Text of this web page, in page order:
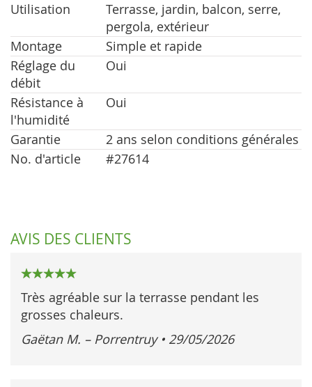
Utilisation
Terrasse, jardin, balcon, serre,
pergola, extérieur
Montage
Simple et rapide
Réglage du
débit
Oui
Résistance à
l'humidité
Oui
Garantie
2 ans selon conditions générales
No. d'article
#27614
AVIS DES CLIENTS
100%
Très agréable sur la terrasse pendant les
grosses chaleurs.
Gaëtan M. – Porrentruy • 29/05/2026